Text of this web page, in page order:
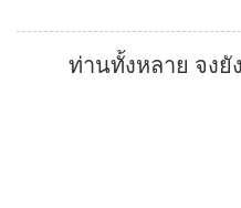
ท่านทั้งหลาย จงยั